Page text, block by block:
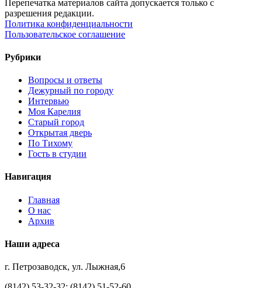
Перепечатка материалов сайта допускается только с
разрешения редакции.
Политика конфиденциальности
Пользовательское соглашение
Рубрики
Вопросы и ответы
Дежурный по городу
Интервью
Моя Карелия
Старый город
Открытая дверь
По Тихому
Гость в студии
Навигация
Главная
О нас
Архив
Наши адреса
г. Петрозаводск, ул. Лыжная,6